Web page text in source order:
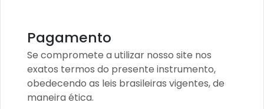
Pagamento
Se compromete a utilizar nosso site nos
exatos termos do presente instrumento,
obedecendo as leis brasileiras vigentes, de
maneira ética.